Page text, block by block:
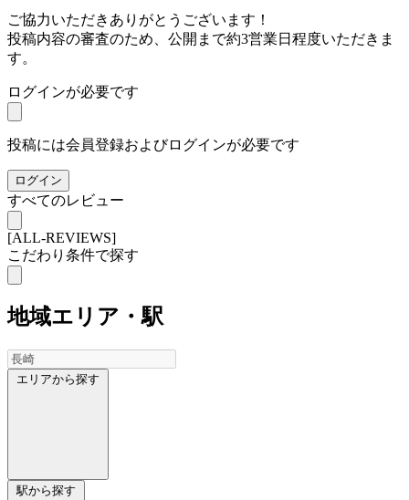
ご協力いただきありがとうございます！
投稿内容の審査のため、公開まで約3営業日程度いただきま
す。
ログインが必要です
投稿には会員登録およびログインが必要です
ログイン
すべてのレビュー
[ALL-REVIEWS]
こだわり条件で探す
地域エリア・駅
エリアから探す
駅から探す